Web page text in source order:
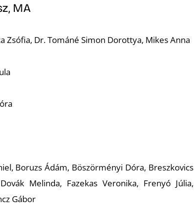
MA
Zsófia, Dr. Tománé Simon Dorottya, Mikes Anna
Boruzs Ádám, Böszörményi Dóra, Breszkovics
Melinda, Fazekas Veronika, Frenyó Júlia,
Gábor